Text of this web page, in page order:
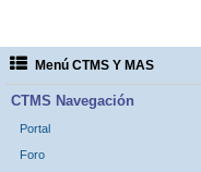
Menú CTMS Y MAS
CTMS Navegación
Portal
Foro